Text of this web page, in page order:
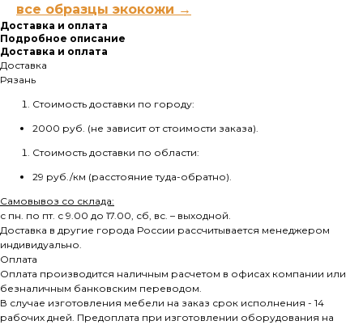
все образцы экокожи →
Доставка и оплата
Подробное описание
Доставка и оплата
Доставка
Рязань
Стоимость доставки по городу:
2000 руб. (не зависит от стоимости заказа).
Стоимость доставки по области:
29 руб./км (расстояние туда-обратно).
Самовывоз со склада:
с пн. по пт. с 9.00 до 17.00, сб, вс. – выходной.
Доставка в другие города России рассчитывается менеджером
индивидуально.
Оплата
Оплата производится наличным расчетом в офисах компании или
безналичным банковским переводом.
В случае изготовления мебели на заказ срок исполнения - 14
рабочих дней. Предоплата при изготовлении оборудования на